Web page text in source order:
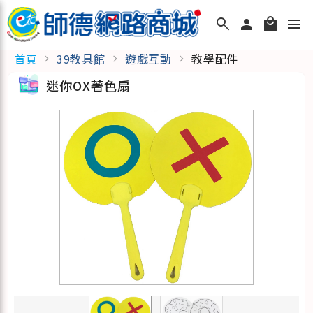
search person local_mall menu
首頁 chevron_right 39教具館 chevron_right 遊戲互動 chevron_right 教學配件
迷你OX著色扇